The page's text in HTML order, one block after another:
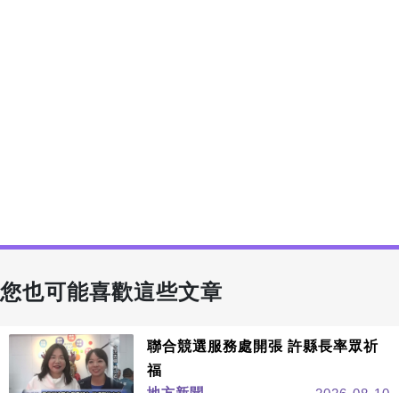
您也可能喜歡這些文章
聯合競選服務處開張 許縣長率眾祈
福